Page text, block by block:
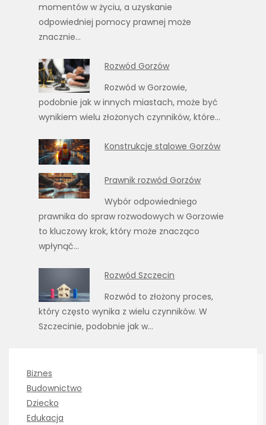
momentów w życiu, a uzyskanie
odpowiedniej pomocy prawnej może
znacznie…
Rozwód Gorzów
Rozwód w Gorzowie,
podobnie jak w innych miastach, może być
wynikiem wielu złożonych czynników, które…
Konstrukcje stalowe Gorzów
Prawnik rozwód Gorzów
Wybór odpowiedniego
prawnika do spraw rozwodowych w Gorzowie
to kluczowy krok, który może znacząco
wpłynąć…
Rozwód Szczecin
Rozwód to złożony proces,
który często wynika z wielu czynników. W
Szczecinie, podobnie jak w…
Biznes
Budownictwo
Dziecko
Edukacja